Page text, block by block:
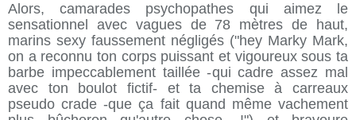
Alors, camarades psychopathes qui aimez le
sensationnel avec vagues de 78 mètres de haut,
marins sexy faussement négligés ("hey Marky Mark,
on a reconnu ton corps puissant et vigoureux sous ta
barbe impeccablement taillée -qui cadre assez mal
avec ton boulot fictif- et ta chemise à carreaux
pseudo crade -que ça fait quand même vachement